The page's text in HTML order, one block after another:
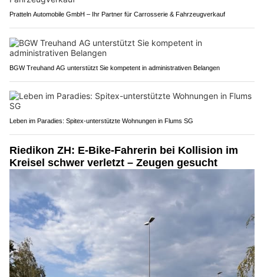
Pratteln Automobile GmbH – Ihr Partner für Carrosserie & Fahrzeugverkauf
BGW Treuhand AG unterstützt Sie kompetent in administrativen Belangen
Leben im Paradies: Spitex-unterstützte Wohnungen in Flums SG
Riedikon ZH: E-Bike-Fahrerin bei Kollision im
Kreisel schwer verletzt – Zeugen gesucht